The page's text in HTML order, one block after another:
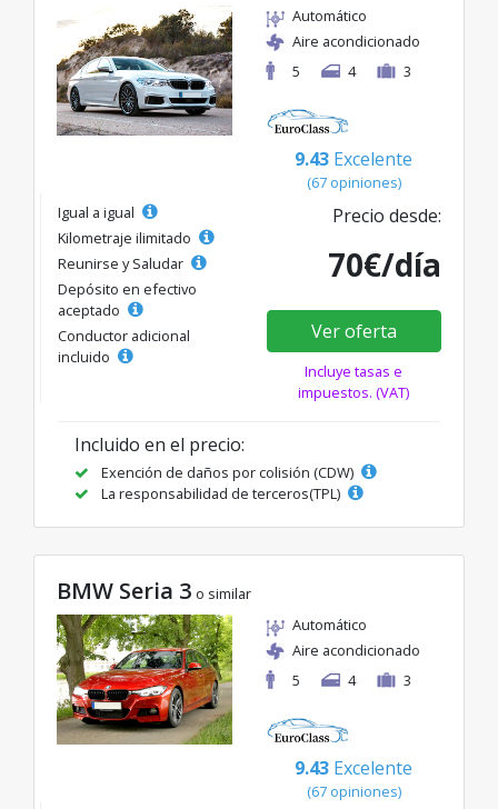
Automático
Aire acondicionado
5
4 3
9.43 Excelente
(67 opiniones)
Igual a igual
Kilometraje ilimitado
Reunirse y Saludar
Depósito en efectivo
aceptado
Conductor adicional
incluido
Precio desde:
70€/día
Ver oferta
Incluye tasas e
impuestos. (VAT)
Incluido en el precio:
Exención de daños por colisión (CDW)
La responsabilidad de terceros(TPL)
BMW Seria 3 o similar
Automático
Aire acondicionado
5
4 3
9.43 Excelente
(67 opiniones)